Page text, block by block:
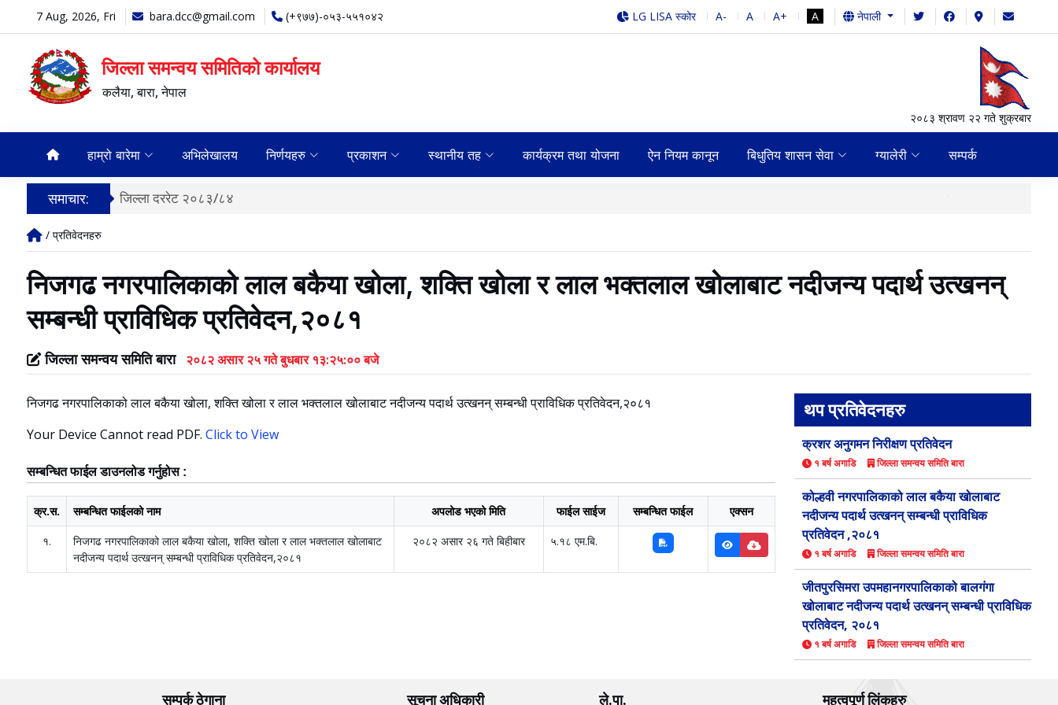
7 Aug, 2026, Fri bara.dcc@gmail.com (+९७७)-०५३-५५१०४२ LG LISA स्कोर A- A A+ A नेपाली
जिल्ला समन्वय समितिको कार्यालय
कलैया, बारा, नेपाल
२०८३ श्रावण २२ गते शुक्रबार
हाम्रो बारेमा अभिलेखालय निर्णयहरु प्रकाशन स्थानीय तह कार्यक्रम तथा योजना ऐन नियम कानून बिधुतिय शासन सेवा ग्यालेरी सम्पर्क
समाचार: जिल्ला दररेट २०८३/८४
/ प्रतिवेदनहरु
निजगढ नगरपालिकाको लाल बकैया खोला, शक्ति खोला र लाल भक्तलाल खोलाबाट नदीजन्य पदार्थ उत्खनन्
सम्बन्धी प्राविधिक प्रतिवेदन,२०८१
जिल्ला समन्वय समिति बारा २०८२ असार २५ गते बुधबार १३:२५:०० बजे
निजगढ नगरपालिकाको लाल बकैया खोला, शक्ति खोला र लाल भक्तलाल खोलाबाट नदीजन्य पदार्थ उत्खनन् सम्बन्धी प्राविधिक प्रतिवेदन,२०८१
Your Device Cannot read PDF. Click to View
सम्बन्धित फाईल डाउनलोड गर्नुहोस :
क्र.स. सम्बन्धित फाईलको नाम अपलोड भएको मिति फाईल साईज सम्बन्धित फाईल
एक्सन
१.
निजगढ नगरपालिकाको लाल बकैया खोला, शक्ति खोला र लाल भक्तलाल खोलाबाट
नदीजन्य पदार्थ उत्खनन् सम्बन्धी प्राविधिक प्रतिवेदन,२०८१
२०८२ असार २६ गते बिहीबार ५.१८ एम.बि.
थप प्रतिवेदनहरु
क्रशर अनुगमन निरीक्षण प्रतिवेदन
१ बर्ष अगाडि जिल्ला समन्वय समिति बारा
कोल्हवी नगरपालिकाको लाल बकैया खोलाबाट
नदीजन्य पदार्थ उत्खनन् सम्बन्धी प्राविधिक
प्रतिवेदन ,२०८१
१ बर्ष अगाडि जिल्ला समन्वय समिति बारा
जीतपुरसिमरा उपमहानगरपालिकाको बालगंगा
खोलाबाट नदीजन्य पदार्थ उत्खनन् सम्बन्धी प्राविधिक
प्रतिवेदन, २०८१
१ बर्ष अगाडि जिल्ला समन्वय समिति बारा
सम्पर्क ठेगाना सूचना अधिकारी ले.पा. महत्वपूर्ण लिंकहरु